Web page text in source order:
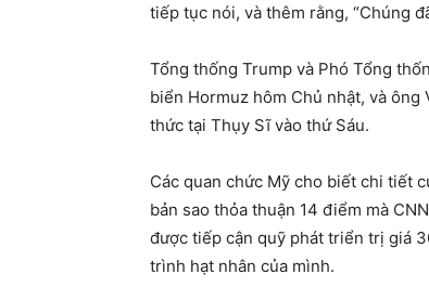
tiếp tục nói, và thêm rằng, “Chúng
Tổng thống Trump và Phó Tổng
biển Hormuz hôm Chủ nhật, và
thức tại Thụy Sĩ vào thứ Sáu.
Các quan chức Mỹ cho biết chi tiết
bản sao thỏa thuận 14 điểm mà
được tiếp cận quỹ phát triển trị giá
trình hạt nhân của mình.